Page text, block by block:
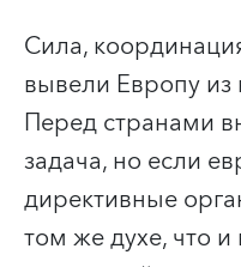
Сила,
вывели Европу из
Перед странами
задача, но если
директивные
том же духе, что